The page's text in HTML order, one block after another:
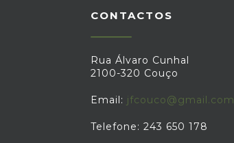
CONTACTOS
Rua Álvaro Cunhal
2100-320 Couço
Email: jfcouco@gmail.com
Telefone: 243 650 178